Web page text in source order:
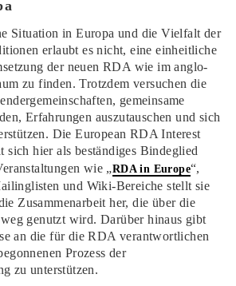
Situation in Europa und die Vielfalt der
erlaubt es nicht, eine einheitliche
der neuen RDA wie im anglo-
zu finden. Trotzdem versuchen die
gemeinsame
Erfahrungen auszutauschen und sich
Die European RDA Interest
sich hier als beständiges Bindeglied
wie „RDA in Europe“,
und Wiki-Bereiche stellt sie
Zusammenarbeit her, die über die
genutzt wird. Darüber hinaus gibt
an die für die RDA verantwortlichen
Prozess der
zu unterstützen.